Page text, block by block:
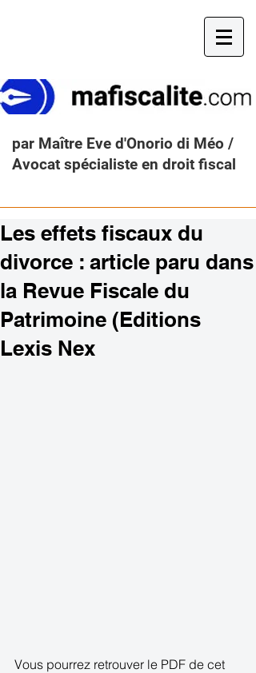
par Maître Eve d'Onorio di Méo /
Avocat spécialiste en droit fiscal
Les effets fiscaux du
divorce : article paru dans
la Revue Fiscale du
Patrimoine (Editions
Lexis Nex
Vous pourrez retrouver le PDF de cet